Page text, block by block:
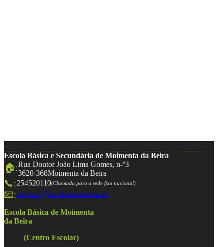
Escola Básica e Secundária de Moimenta da Beira
🏠:Rua Doutor João Lima Gomes, n-º3
3620-368Moimenta da Beira
📞:254520110(Chamada para a rede fixa nacional)
📧:servicos@escolasmoimenta.pt
Escola Básica de Moimenta
da Beira
(Centro Escolar)